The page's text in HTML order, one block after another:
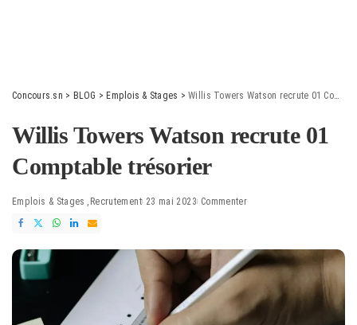
Concours.sn > BLOG > Emplois & Stages >Willis Towers Watson recrute 01 Comptable trésorier
Willis Towers Watson recrute 01
Comptable trésorier
Emplois & Stages Recrutement 23 mai 2023 Commenter